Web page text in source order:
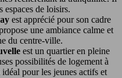
espaces de loisirs.
est apprécié pour son cadre
une ambiance calme et
du centre-ville.
est un quartier en pleine
possibilités de logement à
pour les jeunes actifs et